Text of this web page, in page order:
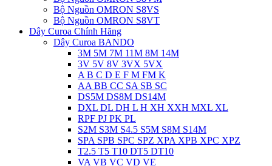
Bộ Nguồn OMRON S8VS
Bộ Nguồn OMRON S8VT
Dây Curoa Chính Hãng
Dây Curoa BANDO
3M 5M 7M 11M 8M 14M
3V 5V 8V 3VX 5VX
A B C D E F M FM K
AA BB CC SA SB SC
DS5M DS8M DS14M
DXL DL DH L H XH XXH MXL XL
RPF PJ PK PL
S2M S3M S4.5 S5M S8M S14M
SPA SPB SPC SPZ XPA XPB XPC XPZ
T2.5 T5 T10 DT5 DT10
VA VB VC VD VE